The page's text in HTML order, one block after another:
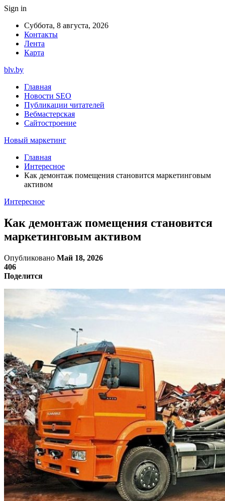
Sign in
Суббота, 8 августа, 2026
Контакты
Лента
Карта
blv.by
Главная
Новости SEO
Публикации читателей
Вебмастерская
Сайтостроение
Новый маркетинг
Главная
Интересное
Как демонтаж помещения становится маркетинговым
активом
Интересное
Как демонтаж помещения становится
маркетинговым активом
Опубликовано Май 18, 2026
406
Поделится